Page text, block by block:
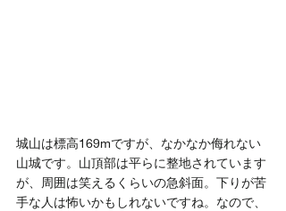
城山は標高169mですが、なかなか侮れない
山城です。山頂部は平らに整地されています
が、周囲は笑えるくらいの急斜面。下りが苦
手な人は怖いかもしれないですね。なので、